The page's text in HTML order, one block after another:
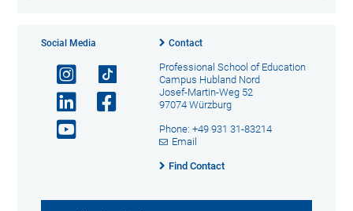
Social Media Contact
Professional School of Education
Campus Hubland Nord
Josef-Martin-Weg 52
97074 Würzburg
Phone: +49 931 31-83214
Email
Find Contact